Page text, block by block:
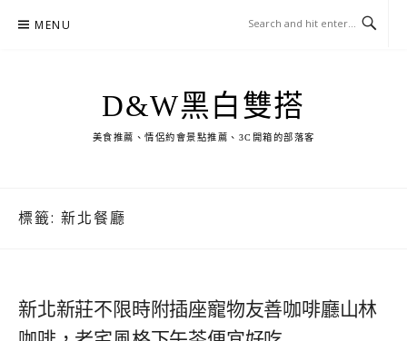
MENU
D&W黑白雙搭
美食推薦、情侶約會景點推薦、3C開箱的部落客
標籤: 新北餐廳
新北新莊不限時附插座寵物友善咖啡廳山林